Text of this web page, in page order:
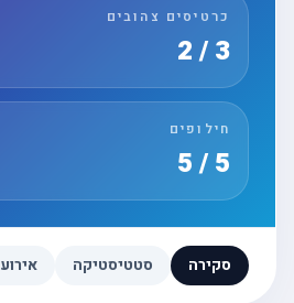
כרטיסים צהובים
3 / 2
חילופים
סקירה סטטיסטיקה אירועים